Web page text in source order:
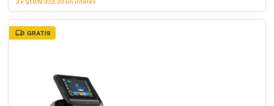
GRATIS